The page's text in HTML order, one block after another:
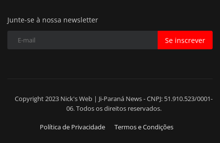
Junte-se à nossa newsletter
Se inscrever
Copyright 2023 Nick's Web | Ji-Paraná News - CNPJ: 51.910.523/0001-
06. Todos os direitos reservados.
Política de Privacidade Termos e Condições